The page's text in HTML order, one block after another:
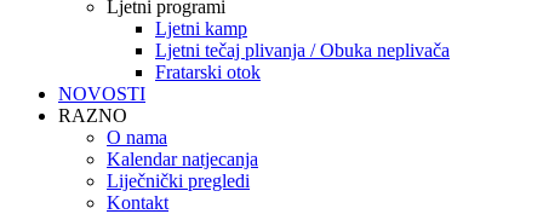
Ljetni programi
Ljetni kamp
Ljetni tečaj plivanja / Obuka neplivača
Fratarski otok
NOVOSTI
RAZNO
O nama
Kalendar natjecanja
Liječnički pregledi
Kontakt